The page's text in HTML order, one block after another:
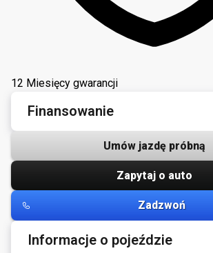
12 Miesięcy gwarancji
Finansowanie
Umów jazdę próbną
Zapytaj o auto
Zadzwoń
Informacje o pojeździe